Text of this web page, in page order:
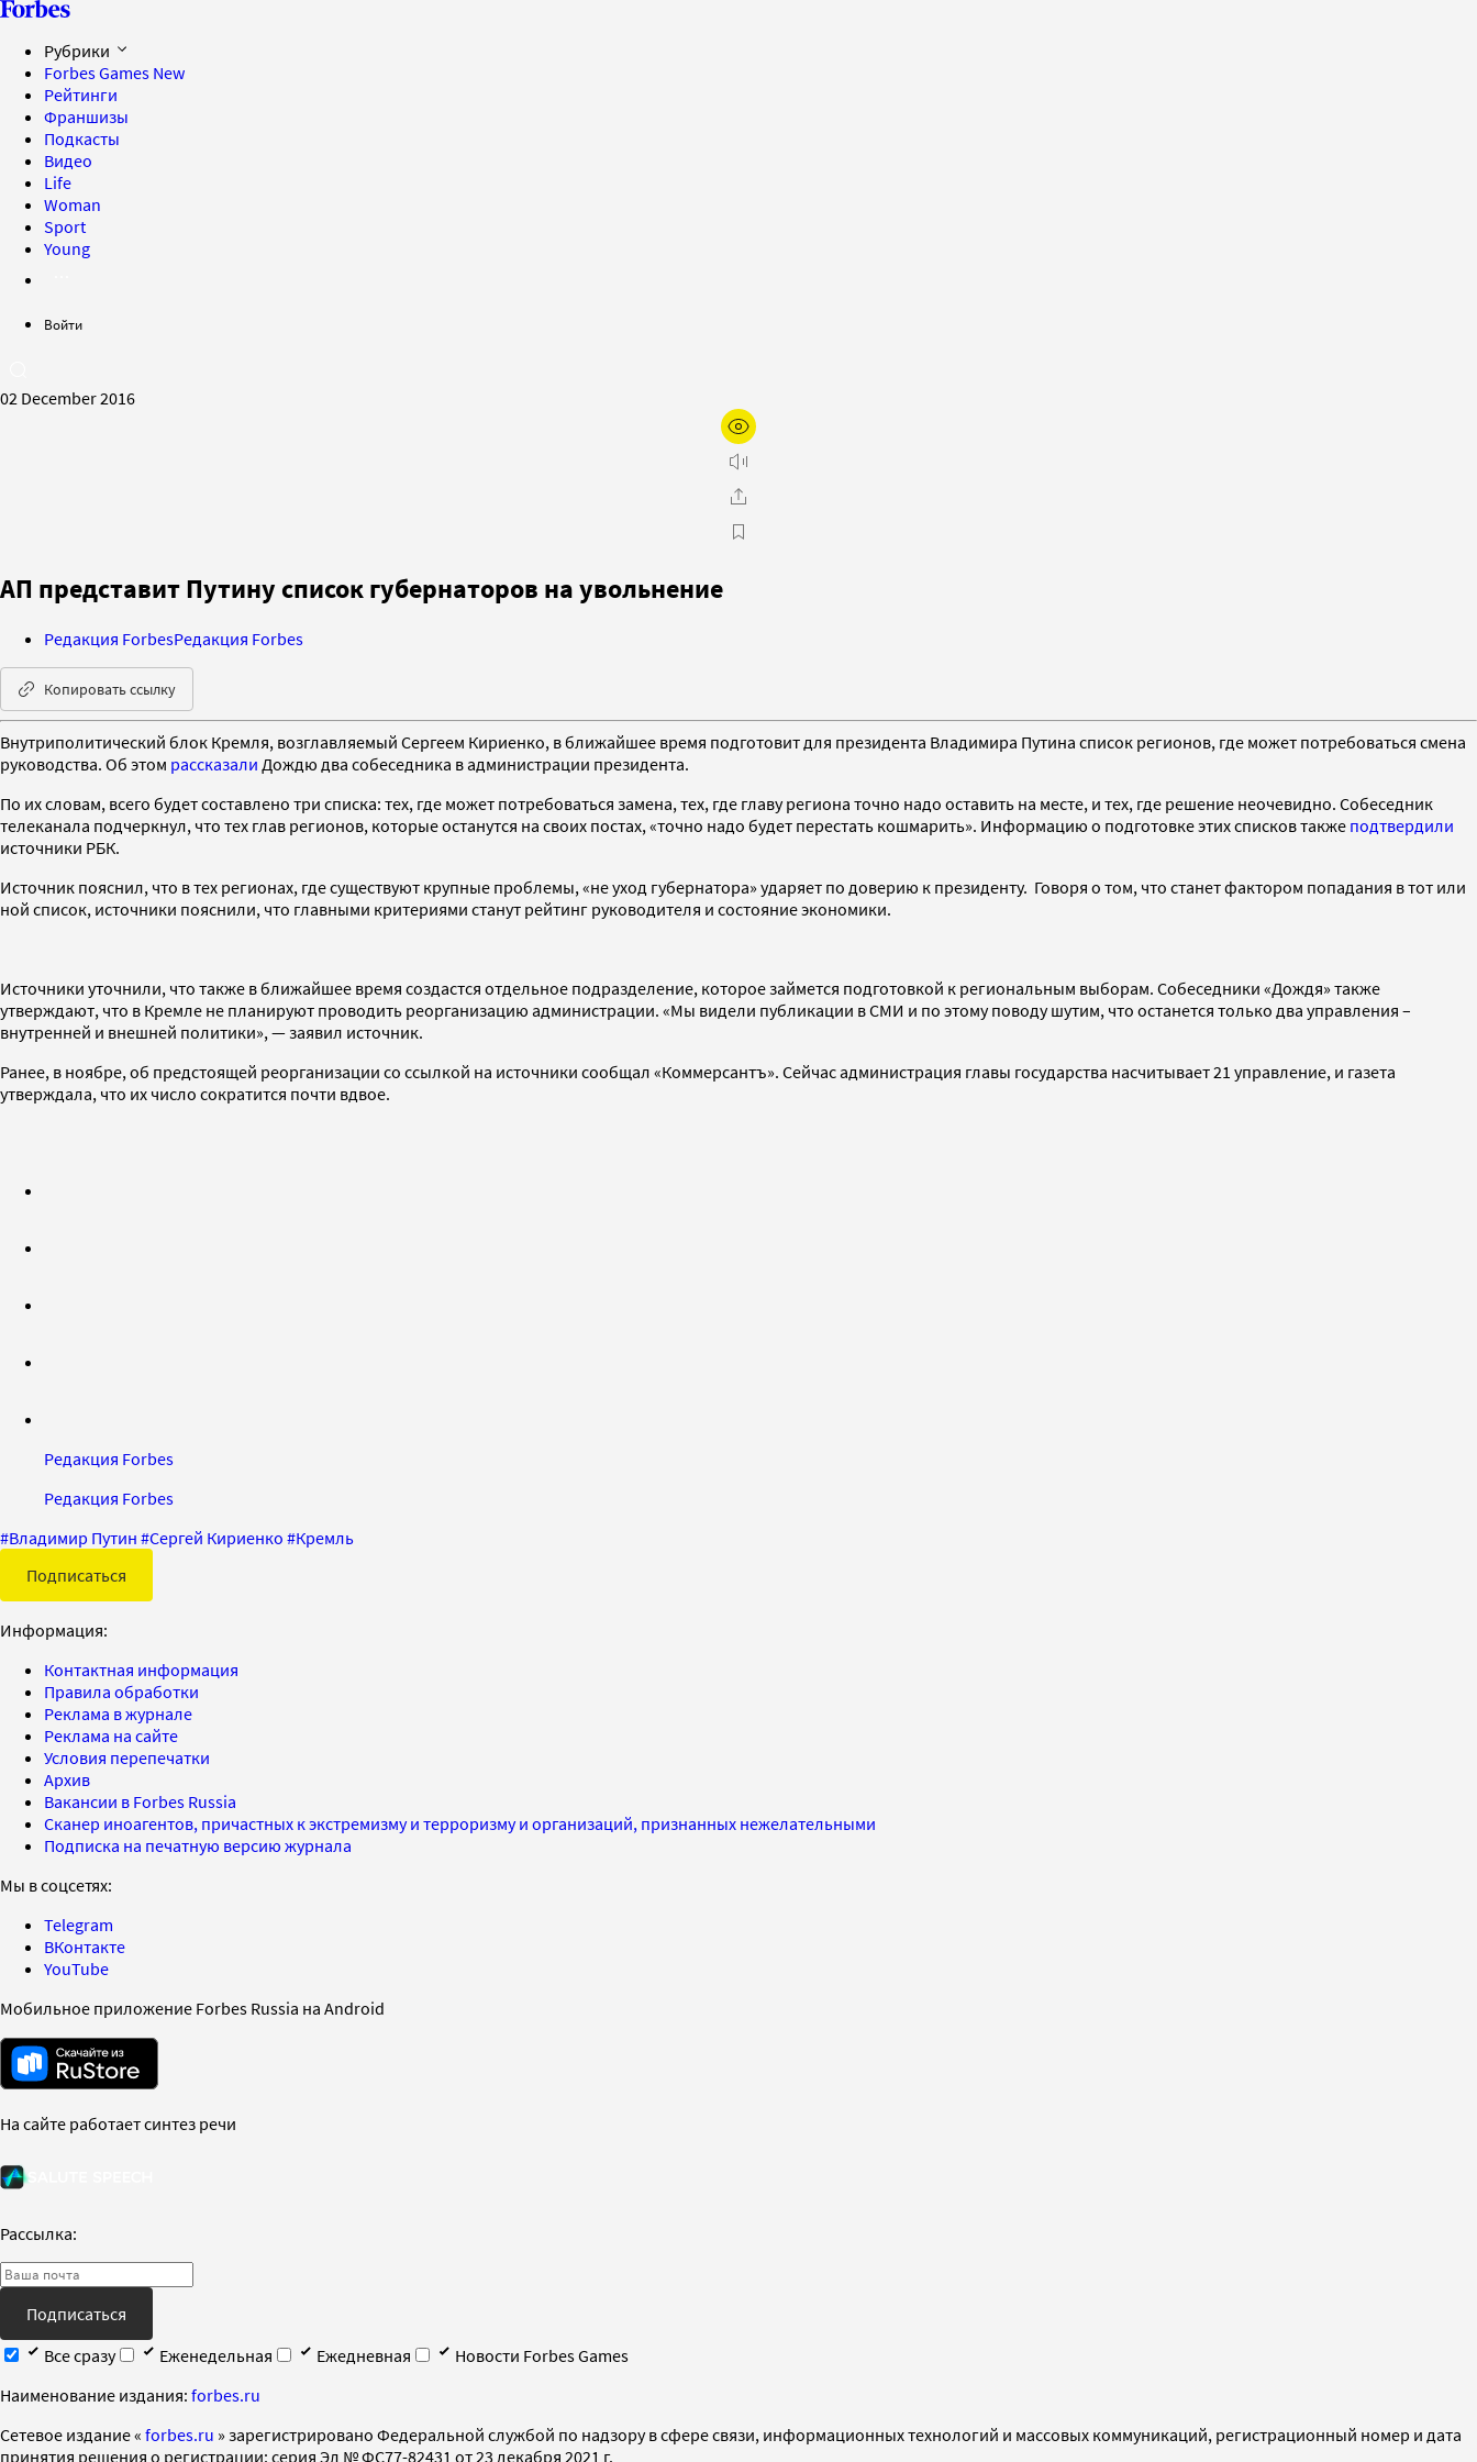
Рубрики
Forbes Games New
Рейтинги
Франшизы
Подкасты
Видео
Life
Woman
Sport
Young
Войти
02 December 2016
АП представит Путину список губернаторов на увольнение
Редакция ForbesРедакция Forbes
Копировать ссылку
Внутриполитический блок Кремля, возглавляемый Сергеем Кириенко, в ближайшее время подготовит для президента Владимира Путина список регионов, где может потребоваться смена
руководства. Об этом рассказали Дождю два собеседника в администрации президента.
По их словам, всего будет составлено три списка: тех, где может потребоваться замена, тех, где главу региона точно надо оставить на месте, и тех, где решение неочевидно. Собеседник
телеканала подчеркнул, что тех глав регионов, которые останутся на своих постах, «точно надо будет перестать кошмарить». Информацию о подготовке этих списков также подтвердили
источники РБК.
Источник пояснил, что в тех регионах, где существуют крупные проблемы, «не уход губернатора» ударяет по доверию к президенту. Говоря о том, что станет фактором попадания в тот или
ной список, источники пояснили, что главными критериями станут рейтинг руководителя и состояние экономики.
Источники уточнили, что также в ближайшее время создастся отдельное подразделение, которое займется подготовкой к региональным выборам. Собеседники «Дождя» также
утверждают, что в Кремле не планируют проводить реорганизацию администрации. «Мы видели публикации в СМИ и по этому поводу шутим, что останется только два управления –
внутренней и внешней политики», — заявил источник.
Ранее, в ноябре, об предстоящей реорганизации со ссылкой на источники сообщал «Коммерсантъ». Сейчас администрация главы государства насчитывает 21 управление, и газета
утверждала, что их число сократится почти вдвое.
Редакция Forbes
Редакция Forbes
#Владимир Путин #Сергей Кириенко #Кремль
Подписаться
Информация:
Контактная информация
Правила обработки
Реклама в журнале
Реклама на сайте
Условия перепечатки
Архив
Вакансии в Forbes Russia
Сканер иноагентов, причастных к экстремизму и терроризму и организаций, признанных нежелательными
Подписка на печатную версию журнала
Мы в соцсетях:
Telegram
ВКонтакте
YouTube
Мобильное приложение Forbes Russia на Android
На сайте работает синтез речи
Рассылка:
Подписаться
Все сразу
Еженедельная Ежедневная
Новости Forbes Games
Наименование издания: forbes.ru
Cетевое издание « forbes.ru » зарегистрировано Федеральной службой по надзору в сфере связи, информационных технологий и массовых коммуникаций, регистрационный номер и дата
принятия решения о регистрации: серия Эл № ФС77-82431 от 23 декабря 2021 г.